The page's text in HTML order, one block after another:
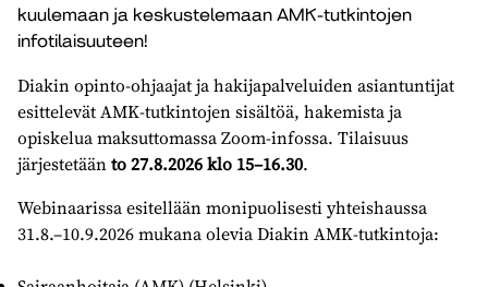
kuulemaan ja keskustelemaan AMK-tutkintojen
infotilaisuuteen!
Diakin opinto-ohjaajat ja hakijapalveluiden asiantuntijat
esittelevät AMK-tutkintojen sisältöä, hakemista ja
opiskelua maksuttomassa Zoom-infossa. Tilaisuus
järjestetäänto 27.8.2026klo 15–16.30.
Webinaarissa esitellään monipuolisesti yhteishaussa
31.8.–10.9.2026 mukana olevia Diakin AMK-tutkintoja: